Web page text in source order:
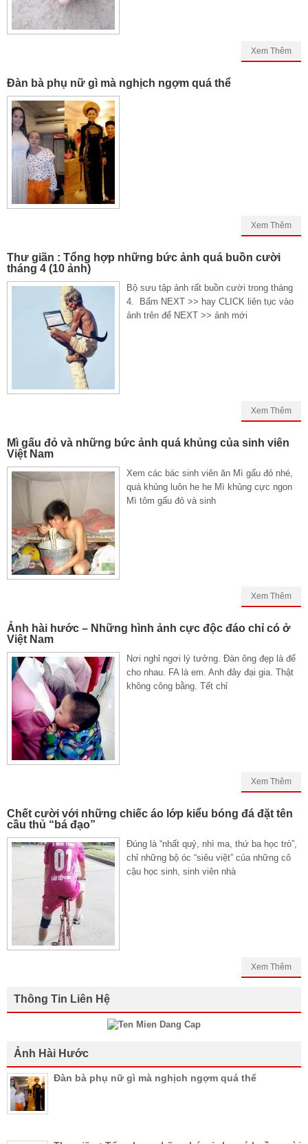
Xem Thêm
Đàn bà phụ nữ gì mà nghịch ngợm quá thể
Xem Thêm
Thư giãn : Tổng hợp những bức ảnh quá buồn cười
tháng 4 (10 ảnh)
Bộ sưu tập ảnh rất buồn cười trong tháng
4. Bấm NEXT >> hay CLICK liên tục vào
ảnh trên để NEXT >> ảnh mới
Xem Thêm
Mì gấu đỏ và những bức ảnh quá khủng của sinh viên
Việt Nam
Xem các bác sinh viên ăn Mì gấu đỏ nhé,
quá khủng luôn he he Mì khủng cực ngon
Mì tôm gấu đỏ và sinh
Xem Thêm
Ảnh hài hước – Những hình ảnh cực độc đáo chỉ có ở
Việt Nam
Nơi nghỉ ngơi lý tưởng. Đàn ông đẹp là để
cho nhau. FA là em. Anh đây đại gia. Thật
không công bằng. Tết chỉ
Xem Thêm
Chết cười với những chiếc áo lớp kiểu bóng đá đặt tên
cầu thủ “bá đạo”
Đúng là “nhất quỷ, nhì ma, thứ ba học trò”,
chỉ những bộ óc “siêu việt” của những cô
cậu học sinh, sinh viên nhà
Xem Thêm
Thông Tin Liên Hệ
Ảnh Hài Hước
Đàn bà phụ nữ gì mà nghịch ngợm quá thể